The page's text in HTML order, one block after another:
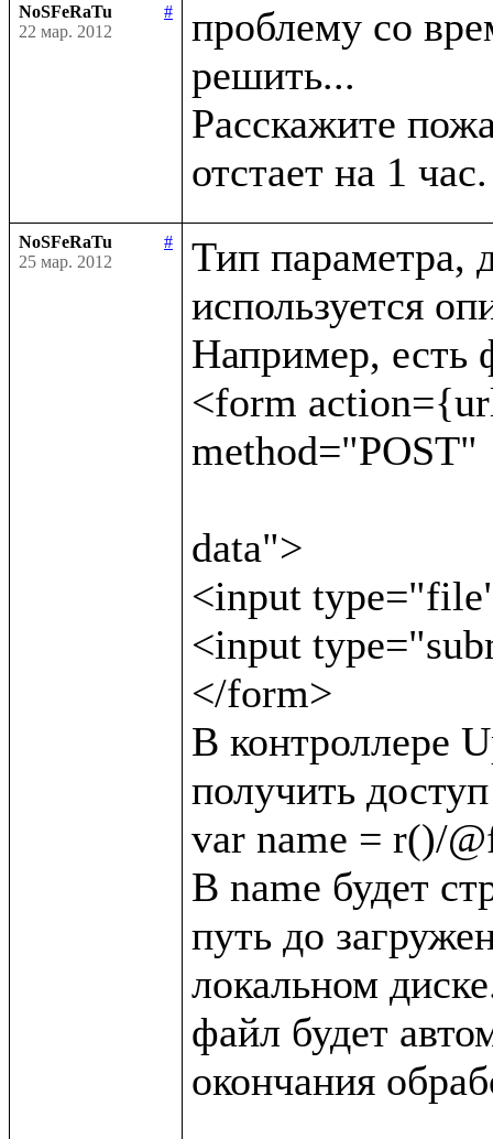
NoSFeRaTu
#
22 мар. 2012
проблему со
решить...
Расскажите
NoSFeRaTu
#
25 мар. 2012
Тип параметра,
используется
Например, есть
<form
method="POST"
data">
<input
<input
</form>
В контроллере
получить
var name = r()/
В name будет
путь до
локальном
файл будет
окончания